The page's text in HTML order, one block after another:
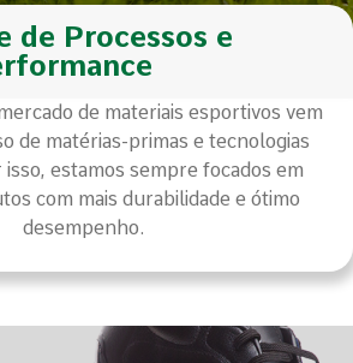
de Processos e
de materiais esportivos vem
de matérias-primas e tecnologias
estamos sempre focados em
com mais durabilidade e ótimo
desempenho.